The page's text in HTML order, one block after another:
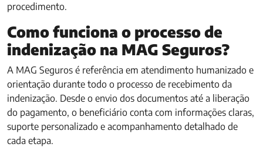
procedimento.
Como funciona o processo de
indenização na MAG Seguros?
A MAG Seguros é referência em atendimento humanizado e
orientação durante todo o processo de recebimento da
indenização. Desde o envio dos documentos até a liberação
do pagamento, o beneficiário conta com informações claras,
suporte personalizado e acompanhamento detalhado de
cada etapa.